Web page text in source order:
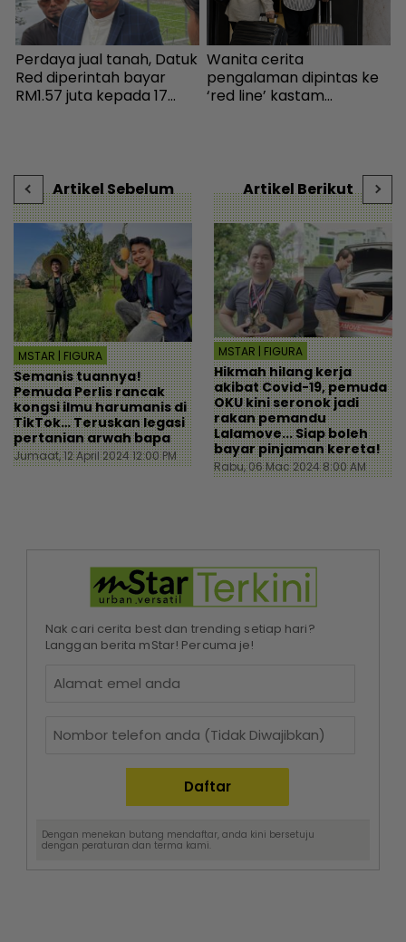
Perdaya jual tanah, Datuk
Red diperintah bayar
RM1.57 juta kepada 17
Wanita cerita
pengalaman dipintas ke
‘red line’ kastam
Artikel Sebelum
MSTAR | FIGURA
Semanis tuannya!
Pemuda Perlis rancak
kongsi ilmu harumanis di
TikTok… Teruskan legasi
pertanian arwah bapa
Jumaat, 12 April 2024 12:00 PM
Artikel Berikut
MSTAR | FIGURA
Hikmah hilang kerja
akibat Covid-19, pemuda
OKU kini seronok jadi
rakan pemandu
Lalamove... Siap boleh
bayar pinjaman kereta!
Rabu, 06 Mac 2024 8:00 AM
Nak cari cerita best dan trending setiap hari?
Langgan berita mStar! Percuma je!
Dengan menekan butang mendaftar, anda kini bersetuju
dengan peraturan dan terma kami.